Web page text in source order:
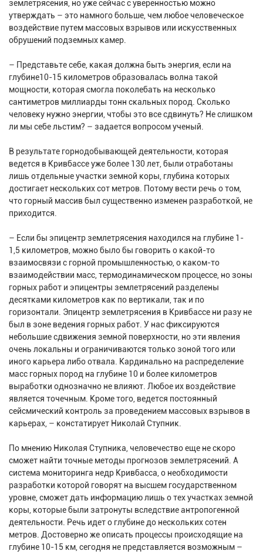
землетрясения, но уже сейчас с уверенностью можно
утверждать – это намного больше, чем любое человеческое
воздействие путем массовых взрывов или искусственных
обрушений подземных камер.
– Представьте себе, какая должна быть энергия, если на
глубине10-15 километров образовалась волна такой
мощности, которая смогла поколебать на несколько
сантиметров миллиарды тонн скальных пород. Сколько
человеку нужно энергии, чтобы это все сдвинуть? Не слишком
ли мы себе льстим? – задается вопросом ученый.
В результате горнодобывающей деятельности, которая
ведется в Кривбассе уже более 130 лет, были отработаны
лишь отдельные участки земной коры, глубина которых
достигает нескольких сот метров. Потому вести речь о том,
что горный массив был существенно изменен разработкой, не
приходится.
– Если бы эпицентр землетрясения находился на глубине 1-
1,5 километров, можно было бы говорить о какой-то
взаимосвязи с горной промышленностью, о каком-то
взаимодействии масс, термодинамическом процессе, но зоны
горных работ и эпицентры землетрясений разделены
десятками километров как по вертикали, так и по
горизонтали. Эпицентр землетрясения в Кривбассе ни разу не
был в зоне ведения горных работ. У нас фиксируются
небольшие сдвижения земной поверхности, но эти явления
очень локальны и ограничиваются только зоной того или
иного карьера либо отвала. Кардинально на распределение
масс горных пород на глубине 10 и более километров
выработки однозначно не влияют. Любое их воздействие
является точечным. Кроме того, ведется постоянный
сейсмический контроль за проведением массовых взрывов в
карьерах, – констатирует Николай Ступник.
По мнению Николая Ступника, человечество еще не скоро
сможет найти точные методы прогнозов землетрясений. А
система мониторинга недр Кривбасса, о необходимости
разработки которой говорят на высшем государственном
уровне, сможет дать информацию лишь о тех участках земной
коры, которые были затронуты вследствие антропогенной
деятельности. Речь идет о глубине до нескольких сотен
метров. Достоверно же описать процессы происходящие на
глубине 10-15 км, сегодня не представляется возможным –